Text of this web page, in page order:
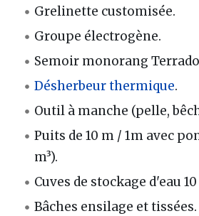
Grelinette customisée.
Groupe électrogène.
Semoir monorang
Désherbeur thermique.
Outil à manche (pelle,
Puits de 10 m / 1m avec
m³).
Cuves de stockage d'eau 10
Bâches ensilage et tissées.